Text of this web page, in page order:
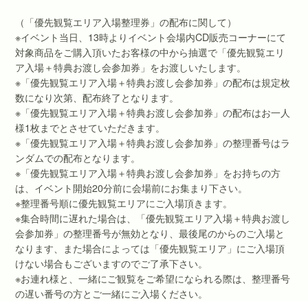
（「優先観覧エリア入場整理券」の配布に関して）
※イベント当日、13時よりイベント会場内CD販売コーナーにて
対象商品をご購入頂いたお客様の中から抽選で「優先観覧エリ
ア入場＋特典お渡し会参加券」をお渡しいたします。
※「優先観覧エリア入場＋特典お渡し会参加券」の配布は規定枚
数になり次第、配布終了となります。
※「優先観覧エリア入場＋特典お渡し会参加券」の配布はお一人
様1枚までとさせていただきます。
※「優先観覧エリア入場＋特典お渡し会参加券」の整理番号はラ
ンダムでの配布となります。
※「優先観覧エリア入場＋特典お渡し会参加券」をお持ちの方
は、イベント開始20分前に会場前にお集まり下さい。
※整理番号順に優先観覧エリアにご入場頂きます。
※集合時間に遅れた場合は、「優先観覧エリア入場＋特典お渡し
会参加券」の整理番号が無効となり、最後尾のからのご入場と
なります、また場合によっては「優先観覧エリア」にご入場頂
けない場合もございますのでご了承下さい。
※お連れ様と、一緒にご観覧をご希望になられる際は、整理番号
の遅い番号の方とご一緒にご入場ください。